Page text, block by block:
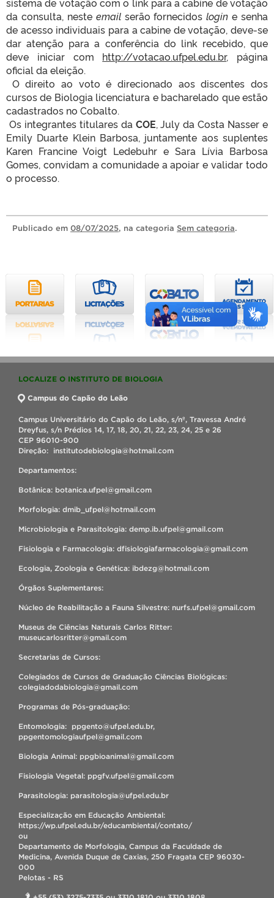
da consulta, neste emailserão fornecidos login e senha
de acesso individuais para a cabine de votação, deve-se
dar atenção para a conferência do link recebido, que
deve iniciar com http://votacao.ufpel.edu.br, página
oficial da eleição.
O direito ao voto é direcionado aos discentes dos
cursos de Biologia licenciatura e bacharelado que estão
cadastrados no Cobalto.
Os integrantes titulares da COE, July da Costa Nasser e
Emily Duarte Klein Barbosa, juntamente aos suplentes
Karen Francine Voigt Ledebuhr e Sara Lívia Barbosa
Gomes, convidam a comunidade a apoiar e validar todo
o processo.
Publicado em 08/07/2025, na categoria Sem categoria.
LOCALIZE O INSTITUTO DE BIOLOGIA
Campus do Capão do Leão
Campus Universitário do Capão do Leão, s/nº, Travessa André
Dreyfus, s/n Prédios 14, 17, 18, 20, 21, 22, 23, 24, 25 e 26
CEP 96010-900
Direção: institutodebiologia@hotmail.com
Departamentos:
Botânica: botanica.ufpel@gmail.com
Morfologia: dmib_ufpel@hotmail.com
Microbiologia e Parasitologia: demp.ib.ufpel@gmail.com
Fisiologia e Farmacologia: dfisiologiafarmacologia@gmail.com
Ecologia, Zoologia e Genética: ibdezg@hotmail.com
Órgãos Suplementares:
Núcleo de Reabilitação a Fauna Silvestre: nurfs.ufpel@gmail.com
Museus de Ciências Naturais Carlos Ritter:
museucarlosritter@gmail.com
Secretarias de Cursos:
Colegiados de Cursos de Graduação Ciências Biológicas:
colegiadodabiologia@gmail.com
Programas de Pós-graduação:
Entomologia: ppgento@ufpel.edu.br,
ppgentomologiaufpel@gmail.com
Biologia Animal: ppgbioanimal@gmail.com
Fisiologia Vegetal: ppgfv.ufpel@gmail.com
Parasitologia: parasitologia@ufpel.edu.br
Especialização em Educação Ambiental:
https://wp.ufpel.edu.br/educambiental/contato/
ou
Departamento de Morfologia, Campus da Faculdade de
Medicina, Avenida Duque de Caxias, 250 Fragata CEP 96030-
000
Pelotas - RS